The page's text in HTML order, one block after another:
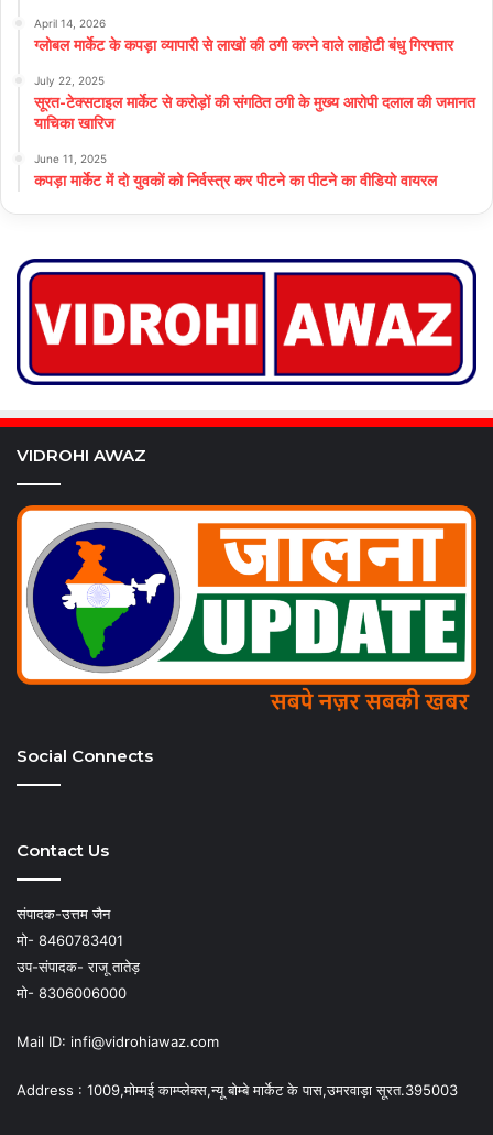
April 14, 2026
ग्लोबल मार्केट के कपड़ा व्यापारी से लाखों की ठगी करने वाले लाहोटी बंधु गिरफ्तार
July 22, 2025
सूरत-टेक्सटाइल मार्केट से करोड़ों की संगठित ठगी के मुख्य आरोपी दलाल की जमानत
याचिका खारिज
June 11, 2025
कपड़ा मार्केट में दो युवकों को निर्वस्त्र कर पीटने का पीटने का वीडियो वायरल
VIDROHI AWAZ
Social Connects
Contact Us
संपादक-उत्तम जैन
मो- 8460783401
उप-संपादक- राजू तातेड़
मो- 8306006000
Mail ID: infi@vidrohiawaz.com
Address : 1009,मोम्मई काम्प्लेक्स,न्यू बोम्बे मार्केट के पास,उमरवाड़ा सूरत.395003